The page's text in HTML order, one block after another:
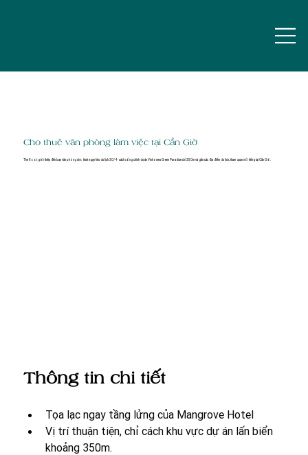
Cho thuê văn phòng làm việc tại Cần Giờ
The Root giới thiệu đến bạn văn phòng cho thuê ngay khu du lịch 30/4 - cách cổng chính dự án Vinhomes Green Paradise chỉ 350m và gần các địa điểm du lịch, tham quan nổi tiếng tại Cần Giờ.
Thông tin chi tiết
Tọa lạc ngay tầng lửng của Mangrove Hotel
Vị trí thuận tiện, chỉ cách khu vực dự án lấn biển
khoảng 350m.